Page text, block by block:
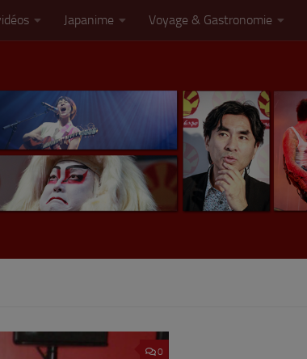
Japanime Voyage & Gastronomie
0